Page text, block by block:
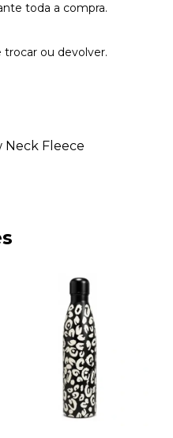
toda a compra.
trocar ou devolver.
Neck Fleece